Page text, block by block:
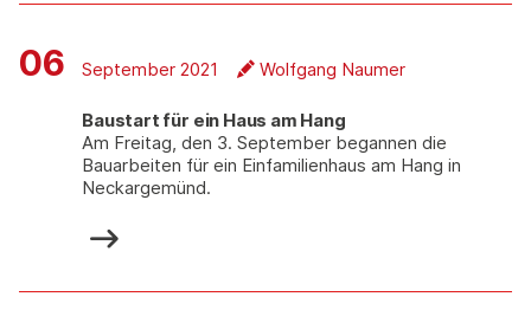
Baustart für ein Haus am Hang
Am Freitag, den 3. September begannen die
Bauarbeiten für ein Einfamilienhaus am Hang in
Neckargemünd.
06 September 2021 Wolfgang Naumer